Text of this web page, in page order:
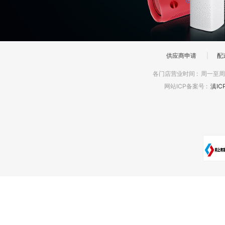
供应商申请 配
各门店营业时间 : 周一至
网站ICP备案号 : 滇